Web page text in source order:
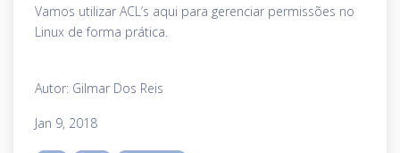
Vamos utilizar ACL’s aqui para gerenciar permissões no
Linux de forma prática.
Autor: Gilmar Dos Reis
Jan 9, 2018